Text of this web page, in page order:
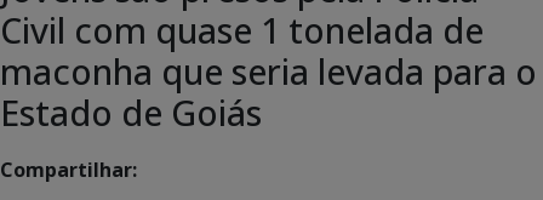
Civil com quase 1 tonelada de
maconha que seria levada para o
Estado de Goiás
Compartilhar: